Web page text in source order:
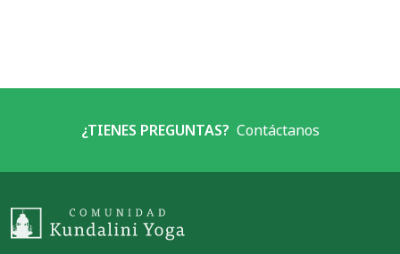
¿TIENES PREGUNTAS? Contáctanos